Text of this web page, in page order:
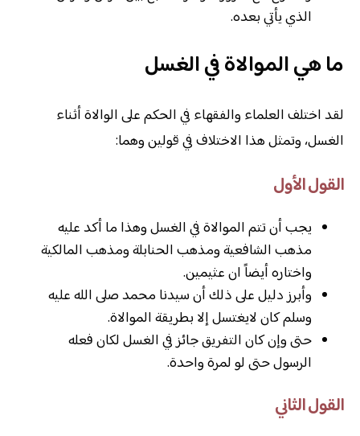
الذي يأتي بعده.
ما هي الموالاة في الغسل
لقد اختلف العلماء والفقهاء في الحكم على الوالاة أثناء
الغسل، وتمثل هذا الاختلاف في قولين وهما:
القول الأول
يجب أن تتم الموالاة في الغسل وهذا ما أكد عليه
مذهب الشافعية ومذهب الحنابلة ومذهب المالكية
واختاره أيضاً ان عثيمين.
وأبرز دليل على ذلك أن سيدنا محمد صلى الله عليه
وسلم كان لايغتسل إلا بطريقة الموالاة.
حتى وإن كان التفريق جائز في الغسل لكان فعله
الرسول حتى لو لمرة واحدة.
القول الثاني